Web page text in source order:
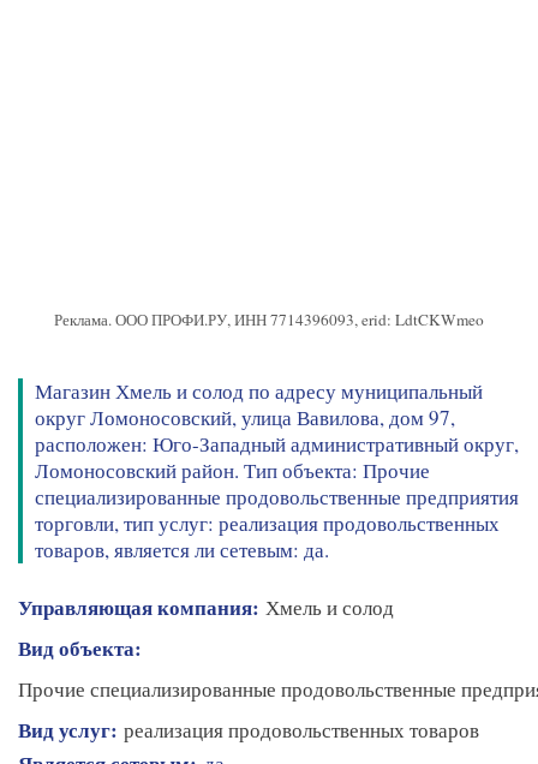
Реклама. ООО ПРОФИ.РУ, ИНН 7714396093, erid: LdtCKWmeo
Магазин Хмель и солод по адресу муниципальный
округ Ломоносовский, улица Вавилова, дом 97,
расположен: Юго-Западный административный округ,
Ломоносовский район. Тип объекта: Прочие
специализированные продовольственные предприятия
торговли, тип услуг: реализация продовольственных
товаров, является ли сетевым: да.
Управляющая компания: Хмель и солод
Вид объекта:
Прочие специализированные продовольственные
Вид услуг: реализация продовольственных товаров